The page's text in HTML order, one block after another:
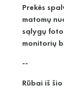
Prekės
matomų
sąlygų
monitorių
--
Rūbai iš